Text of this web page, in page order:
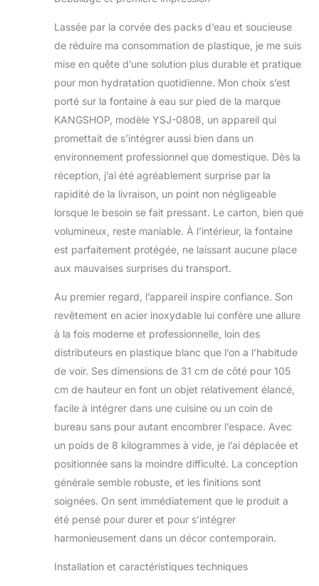
Commercial
refroidissement : 5°
de chauffage : 90-
100° ; température
ambiante : 15-25°,
for répondre à vos
besoins
multidimensionnels.
【Conception de
tasse à pousser】
Poussez
doucement, pas
besoin d'exercer de
force, l'eau sort en
quelques
secondes, peut
infuser du lait en
poudre, faire du
café, faire du thé
compatible avec
une variété de
tasses avec
beaucoup
d'espace.
【Indicateur de
pénurie d'eau】
Fonction d'invite de
pénurie d'eau sûre,
combustion anti-
système de
protection sensible
contre la pénurie
d'eau, protège
sécurité et celle de
Lassée par la corvée des packs d’eau et soucieuse
de réduire ma consommation de plastique, je me suis
mise en quête d’une solution plus durable et pratique
pour mon hydratation quotidienne. Mon choix s’est
porté sur la fontaine à eau sur pied de la marque
KANGSHOP, modèle YSJ-0808, un appareil qui
promettait de s’intégrer aussi bien dans un
environnement professionnel que domestique. Dès la
réception, j’ai été agréablement surprise par la
rapidité de la livraison, un point non négligeable
lorsque le besoin se fait pressant. Le carton, bien que
volumineux, reste maniable. À l’intérieur, la fontaine
est parfaitement protégée, ne laissant aucune place
aux mauvaises surprises du transport.
Au premier regard, l’appareil inspire confiance. Son
revêtement en acier inoxydable lui confère une allure
à la fois moderne et professionnelle, loin des
distributeurs en plastique blanc que l’on a l’habitude
de voir. Ses dimensions de 31 cm de côté pour 105
cm de hauteur en font un objet relativement élancé,
facile à intégrer dans une cuisine ou un coin de
bureau sans pour autant encombrer l’espace. Avec
un poids de 8 kilogrammes à vide, je l’ai déplacée et
positionnée sans la moindre difficulté. La conception
générale semble robuste, et les finitions sont
soignées. On sent immédiatement que le produit a
été pensé pour durer et pour s’intégrer
harmonieusement dans un décor contemporain.
Installation et caractéristiques techniques